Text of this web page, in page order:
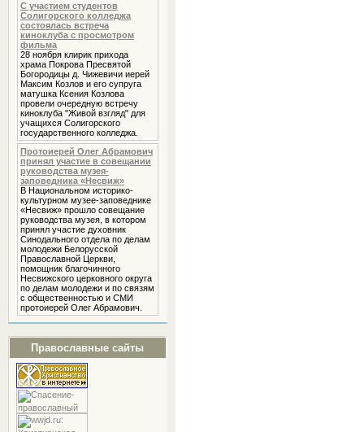
С участием студентов
Солигорского колледжа
состоялась встреча
киноклуба с просмотром
фильма
28 ноября клирик прихода
храма Покрова Пресвятой
Богородицы д. Чижевичи иерей
Максим Козлов и его супруга
матушка Ксения Козлова
провели очередную встречу
киноклуба "Живой взгляд" для
учащихся Солигорского
государственного колледжа.
Протоиерей Олег Абрамович
принял участие в совещании
руководства музея-
заповедника «Несвиж»
В Национальном историко-
культурном музее-заповеднике
«Несвиж» прошло совещание
руководства музея, в котором
принял участие духовник
Cинодального отдела по делам
молодежи Белорусской
Православной Церкви,
помощник благочинного
Несвижского церковного округа
по делам молодежи и по связям
с общественностью и СМИ
протоиерей Олег Абрамович.
Православные сайты